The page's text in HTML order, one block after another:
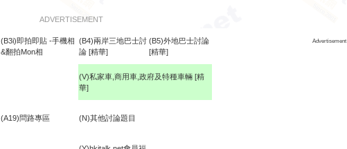
ADVERTISEMENT
(B3i)即拍即貼 -手機相
&翻拍Mon相
(B4)兩岸三地巴士討
論 [精華]
(B5)外地巴士討論
[精華]
Advertisement
(V)私家車,商用車,政府及特種車輛 [精
華]
(A19)問路專區 (N)其他討論題目